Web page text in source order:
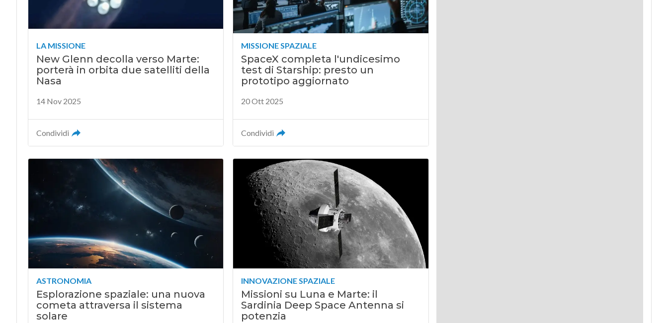
LA MISSIONE
New Glenn decolla verso Marte:
porterà in orbita due satelliti della
Nasa
14 Nov 2025
Condividi
MISSIONE SPAZIALE
SpaceX completa l'undicesimo
test di Starship: presto un
prototipo aggiornato
20 Ott 2025
Condividi
ASTRONOMIA
Esplorazione spaziale: una nuova
cometa attraversa il sistema
solare
INNOVAZIONE SPAZIALE
Missioni su Luna e Marte: il
Sardinia Deep Space Antenna si
potenzia